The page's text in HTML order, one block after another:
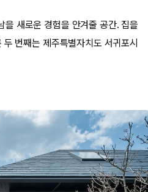
을 새로운 경험을 안겨줄 공간. 집을
번째는 제주특별자치도 서귀포시